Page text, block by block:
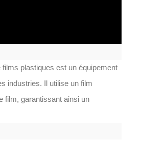
plastiques est un équipement
industries. Il utilise un film
film, garantissant ainsi un